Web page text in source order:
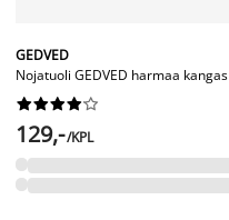
GEDVED
Nojatuoli GEDVED harmaa kangas






129,-/KPL